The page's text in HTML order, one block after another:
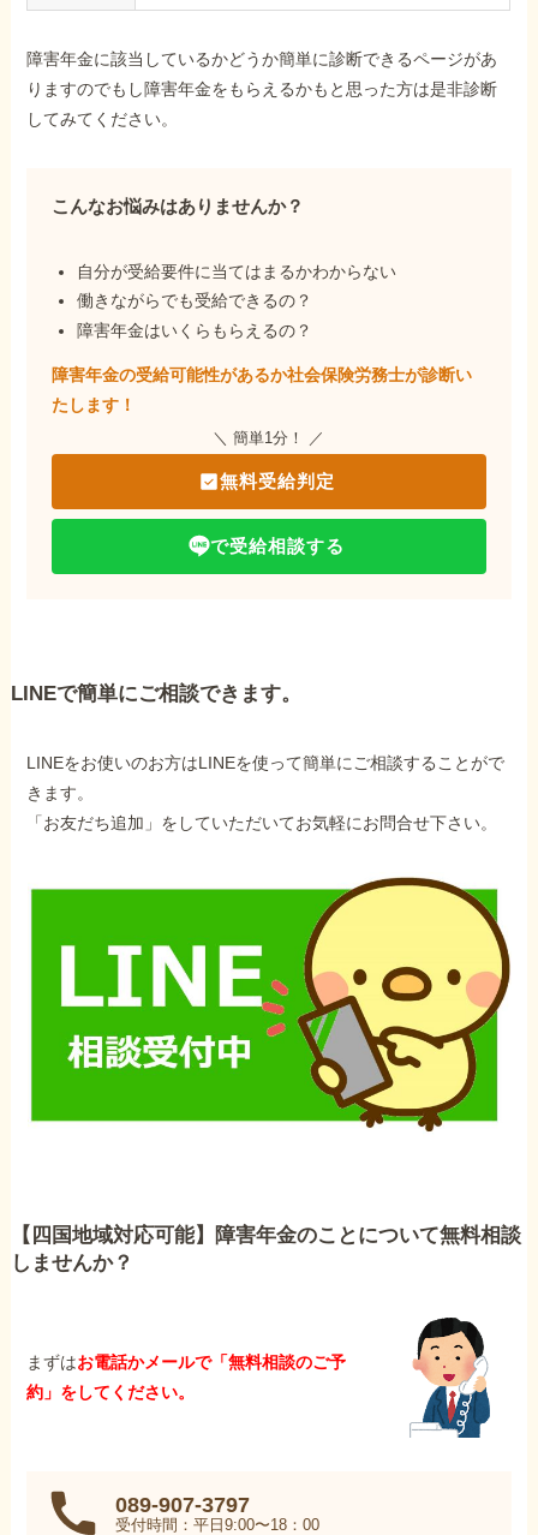
障害年金に該当しているかどうか簡単に診断できるページがあ
りますのでもし障害年金をもらえるかもと思った方は是非診断
してみてください。
こんなお悩みはありませんか？
自分が受給要件に当てはまるかわからない
働きながらでも受給できるの？
障害年金はいくらもらえるの？
障害年金の受給可能性があるか社会保険労務士が診断い
たします！
＼ 簡単1分！ ／
無料受給判定
で受給相談する
LINEで簡単にご相談できます。
LINEをお使いのお方はLINEを使って簡単にご相談することがで
きます。
「お友だち追加」をしていただいてお気軽にお問合せ下さい。
【四国地域対応可能】障害年金のことについて無料相談
しませんか？
まずはお電話かメールで「無料相談のご予
約」をしてください。
089-907-3797
受付時間：平日9:00〜18：00